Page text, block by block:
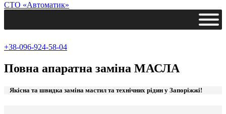
СТО «Автоматик»
+38-096-924-58-04
Повна апаратна заміна МАСЛА
Якісна та швидка заміна мастил та технічних рідин у Запоріжжі!